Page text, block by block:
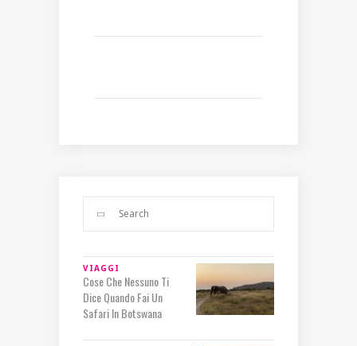
VIAGGI
Cose Che Nessuno Ti
Dice Quando Fai Un
Safari In Botswana